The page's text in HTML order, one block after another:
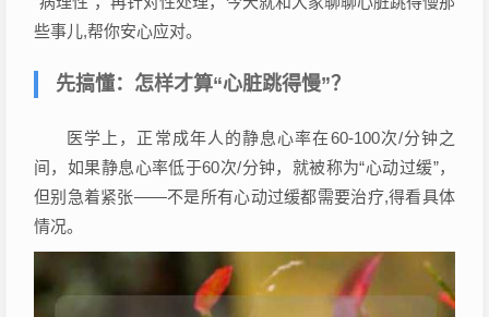
些事儿,帮你安心应对。
先搞懂：怎样才算“心脏跳得慢”？
医学上，正常成年人的静息心率在60-100次/分钟之
间，如果静息心率低于60次/分钟，就被称为“心动过缓”，
但别急着紧张——不是所有心动过缓都需要治疗,得看具体
情况。